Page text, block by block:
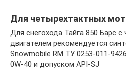
Для четырехтактных
Для снегохода Тайга 850 Барс
двигателем рекомендуется
Snowmobile RM ТУ 0253-011-
0W-40 и допуском API-SJ